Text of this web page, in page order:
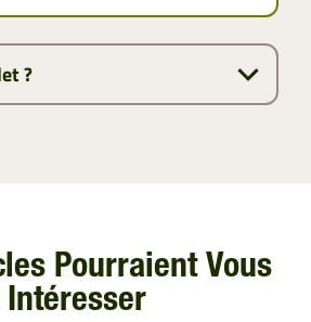
?
Pourraient Vous
Intéresser